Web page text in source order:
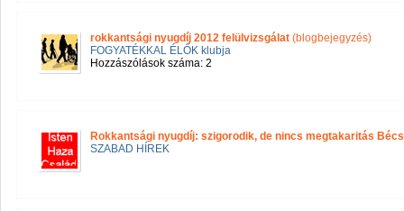
rokkantsági nyugdíj 2012 felülvizsgálat (blogbejegyzés)
FOGYATÉKKAL ÉLŐK klubja
Hozzászólások száma: 2
Rokkantsági nyugdíj: szigorodik, de nincs megtakaritás
SZABAD HÍREK